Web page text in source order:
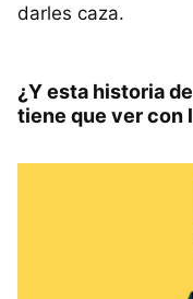
darles caza.
¿Y esta historia
tiene que ver con